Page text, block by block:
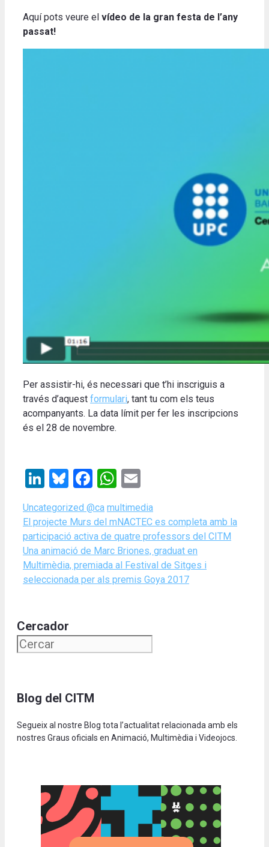
Aquí pots veure el vídeo de la gran festa de l’any
passat!
Per assistir-hi, és necessari que t’hi inscriguis a
través d’aquest formulari, tant tu com els teus
acompanyants. La data límit per fer les inscripcions
és el 28 de novembre.
LinkedIn
Bluesky
Facebook
WhatsApp
Categories
Uncategorized @ca Tags
multimedia
El projecte Murs del mNACTEC es completa amb la
participació activa de quatre professors del CITM
Una animació de Marc Briones, graduat en
Multimèdia, premiada al Festival de Sitges i
seleccionada per als premis Goya 2017
Cercador
Blog del CITM
Segueix al nostre Blog tota l’actualitat relacionada amb els
nostres Graus oficials en Animació, Multimèdia i Videojocs.